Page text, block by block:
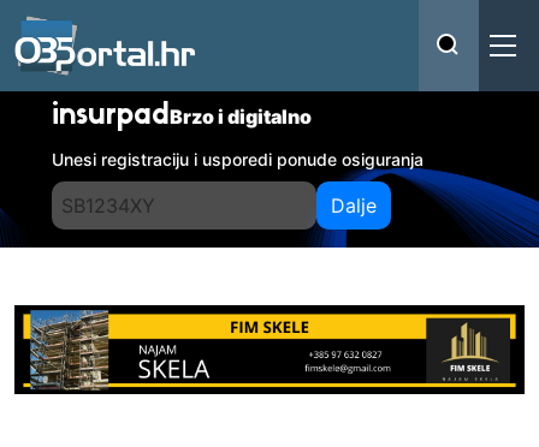
insurpadBrzo i digitalno
Unesi registraciju i usporedi ponude osiguranja
Dalje